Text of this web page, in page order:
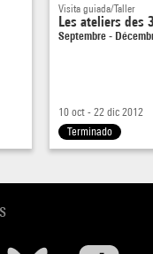
Visita guiada/Taller
Les ateliers des
Septembre -
10 oct - 22 dic 2012
Terminado